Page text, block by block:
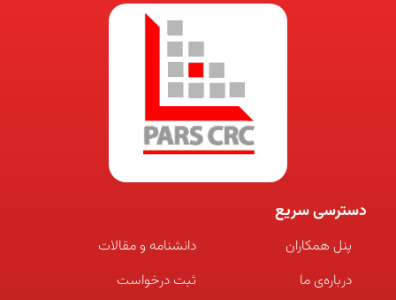
دسترسی سریع
پنل همکاران
درباره‌ی ما
دانشنامه و مقالات
ثبت درخواست